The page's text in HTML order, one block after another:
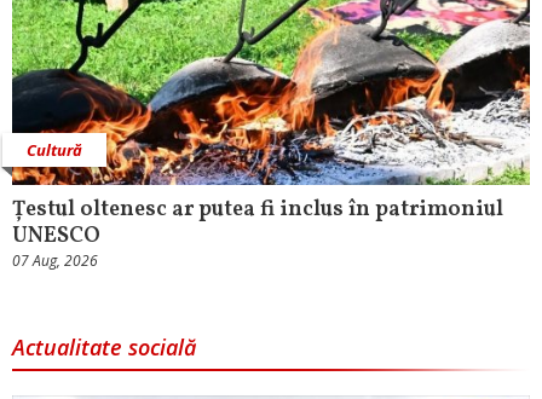
Cultură
Țestul oltenesc ar putea fi inclus în patrimoniul
UNESCO
07 Aug, 2026
Actualitate socială